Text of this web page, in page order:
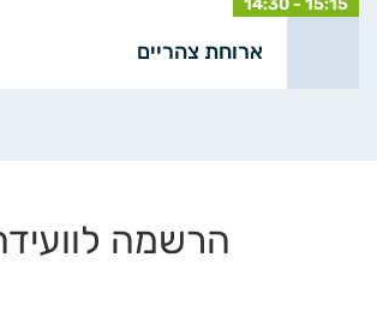
ארוחת צהריים
הרשמה